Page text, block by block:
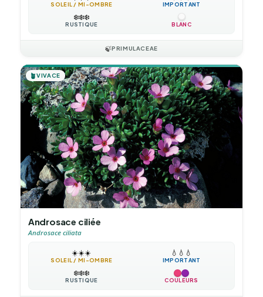
SOLEIL / MI-OMBRE IMPORTANT
❄️❄️❄️
RUSTIQUE BLANC
🍃PRIMULACEAE
🪴VIVACE
Androsace ciliée
Androsace ciliata
☀️☀️☀️
SOLEIL / MI-OMBRE
💧 💧 💧
IMPORTANT
❄️❄️❄️
RUSTIQUE COULEURS